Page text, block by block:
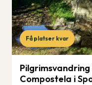
Få platser kvar
Compostela i